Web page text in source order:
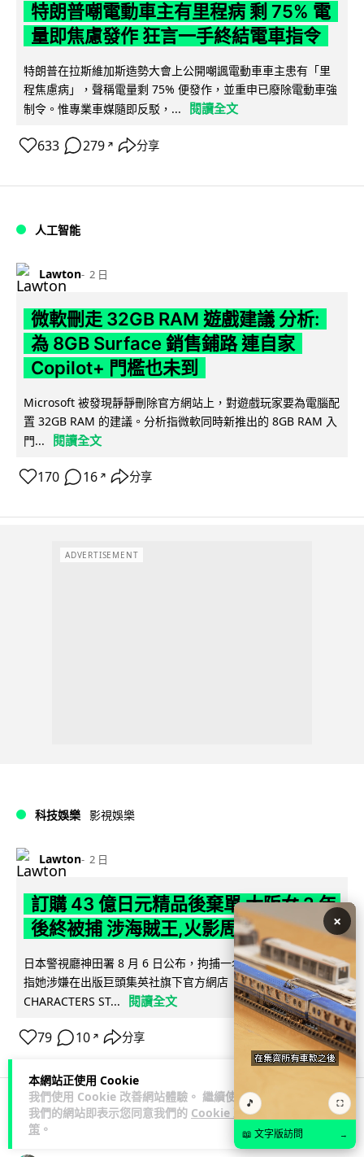
本網站正使用 Cookie
我們使用 Cookie 改善網站體驗。 繼續使用
我們的網站即表示您同意我們的 Cookie 政
策 。
特朗普嘲電動車主有里程病 剩 75% 電
量即焦慮發作 狂言一手終結電車指令
特朗普在拉斯維加斯造勢大會上公開嘲諷電動車車主患有「里
程焦慮病」，聲稱電量剩 75% 便發作，並重申已廢除電動車強
制令。惟專業車媒隨即反駁，...
閱讀全文
633 279 ↗ 分享
人工智能
Lawton 2 日
微軟刪走 32GB RAM 遊戲建議 分析:
為 8GB Surface 銷售鋪路 連自家
Copilot+ 門檻也未到
Microsoft 被發現靜靜刪除官方網站上，對遊戲玩家要為電腦配
置 32GB RAM 的建議。分析指微軟同時新推出的 8GB RAM 入
門...
閱讀全文
170 16 ↗ 分享
ADVERTISEMENT
科技娛樂 影視娛樂
Lawton 2 日
訂購 43 億日元精品後棄單 大阪女 2 年
後終被捕 涉海賊王,火影周邊產品
日本警視廳神田署 8 月 6 日公布，拘捕一名 32 歲大阪女子，
指她涉嫌在出版巨頭集英社旗下官方網店「JUMP
CHARACTERS ST...
閱讀全文
79 10 ↗ 分享
商業科技 資訊保安
×
🎵 ⛶
📖 文字版訪問 →